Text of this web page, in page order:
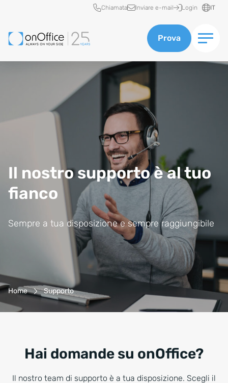
Accesso rapido
Chiamata Inviare e-mail Login IT
Prova
Il nostro supporto è al tuo
fianco
Sempre a tua disposizione e sempre raggiungibile
Navigazione Breadcrumb
Home Supporto
Hai domande su onOffice?
Il nostro team di supporto è a tua disposizione. Scegli il